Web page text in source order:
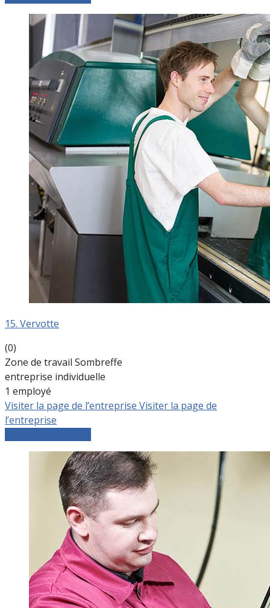
15. Vervotte
(0)
Zone de travail Sombreffe
entreprise individuelle
1 employé
Visiter la page de l’entreprise Visiter la page de
l’entreprise